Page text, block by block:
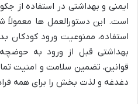
ایمنی و بهداشتی در استفاده از
است. این دستورالعمل ها
استفاده، ممنوعیت ورود کودکان
بهداشتی قبل از ورود به
قوانین، تضمین سلامت و امنیت
دغدغه و لذت بخش را برای همه